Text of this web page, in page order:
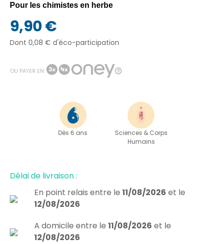
Pour les chimistes en herbe
9,90 €
Dont 0,08 € d'éco-participation
OU PAYER EN
Dès 6 ans
Sciences & Corps
Humains
Délai de livraison :
En point relais entre le 11/08/2026 et le
12/08/2026
A domicile entre le 11/08/2026 et le
12/08/2026